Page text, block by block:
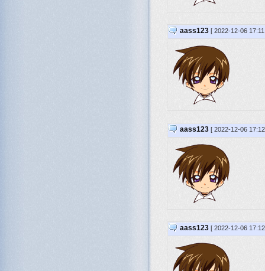
aass123 [ 2022-12-06
aass123 [ 2022-12-06
aass123 [ 2022-12-06